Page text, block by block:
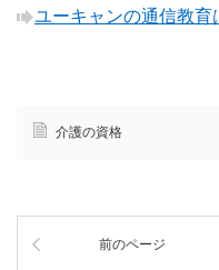
ユーキャンの通信教育
介護の資格
前のページ